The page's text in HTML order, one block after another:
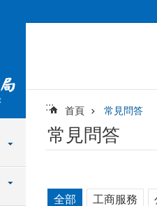
::: 首頁 常見問答
常見問答
全部 工商服務